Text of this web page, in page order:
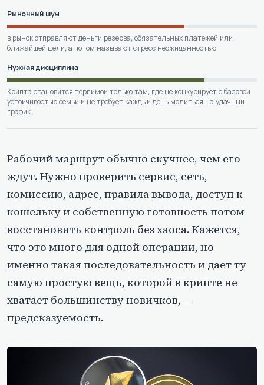
Рыночный шум
в рынок отправляют деньги резерва, обязательных платежей или
ближайшей цели, а потом называют стресс неожиданностью
Нужная дисциплина
Крипта становится терпимой только там, где не конкурирует с базовой
устойчивостью семьи и не требует каждый день молиться на удачный
график.
Рабочий маршрут обычно скучнее, чем его
ждут. Нужно проверить сервис, сеть,
комиссию, адрес, правила вывода, доступ к
кошельку и собственную готовность потом
восстановить контроль без хаоса. Кажется,
что это много для одной операции, но
именно такая последовательность и дает ту
самую простую вещь, которой в крипте не
хватает большинству новичков, —
предсказуемость.